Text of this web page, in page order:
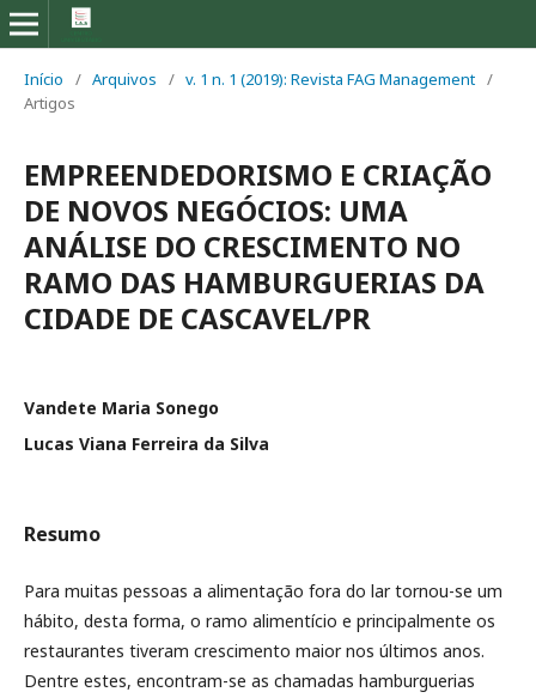
Início / Arquivos / v. 1 n. 1 (2019): Revista FAG Management /
Artigos
EMPREENDEDORISMO E CRIAÇÃO
DE NOVOS NEGÓCIOS: UMA
ANÁLISE DO CRESCIMENTO NO
RAMO DAS HAMBURGUERIAS DA
CIDADE DE CASCAVEL/PR
Vandete Maria Sonego
Lucas Viana Ferreira da Silva
Resumo
Para muitas pessoas a alimentação fora do lar tornou-se um
hábito, desta forma, o ramo alimentício e principalmente os
restaurantes tiveram crescimento maior nos últimos anos.
Dentre estes, encontram-se as chamadas hamburguerias